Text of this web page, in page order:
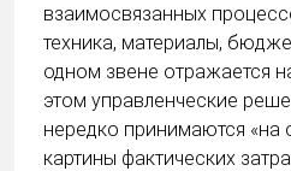
взаимосвязанных
техника, материалы,
одном звене отражается
этом управленческие
нередко принимаются «на
картины фактических